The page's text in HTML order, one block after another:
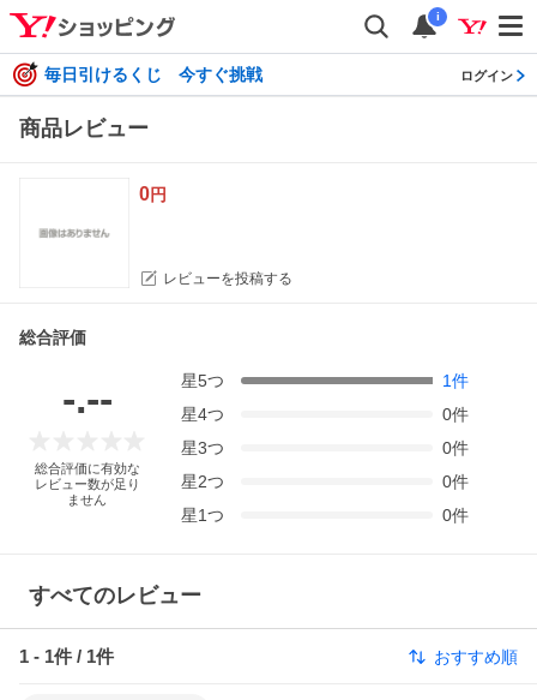
i
毎日引けるくじ 今すぐ挑戦 ログイン
商品レビュー
0円
レビューを投稿する
総合評価
-.--
総合評価に有効な
レビュー数が足り
ません
星5つ 1件
星4つ 0件
星3つ 0件
星2つ 0件
星1つ 0件
すべてのレビュー
1 - 1件 / 1件 おすすめ順